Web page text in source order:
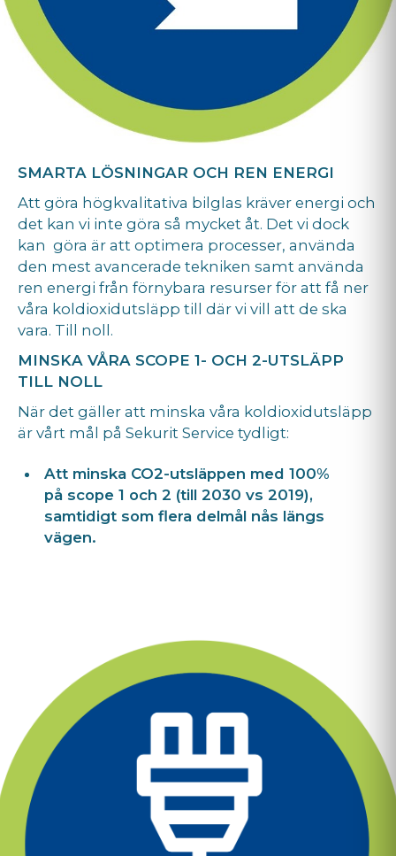
SMARTA LÖSNINGAR OCH REN ENERGI
Att göra högkvalitativa bilglas kräver energi och
det kan vi inte göra så mycket åt. Det vi dock
kan göra är att optimera processer, använda
den mest avancerade tekniken samt använda
ren energi från förnybara resurser för att få ner
våra koldioxidutsläpp till där vi vill att de ska
vara. Till noll.
MINSKA VÅRA SCOPE 1- OCH 2-UTSLÄPP
TILL NOLL
När det gäller att minska våra koldioxidutsläpp
är vårt mål på Sekurit Service tydligt:
Att minska CO2-utsläppen med 100%
på scope 1 och 2 (till 2030 vs 2019),
samtidigt som flera delmål nås längs
vägen.